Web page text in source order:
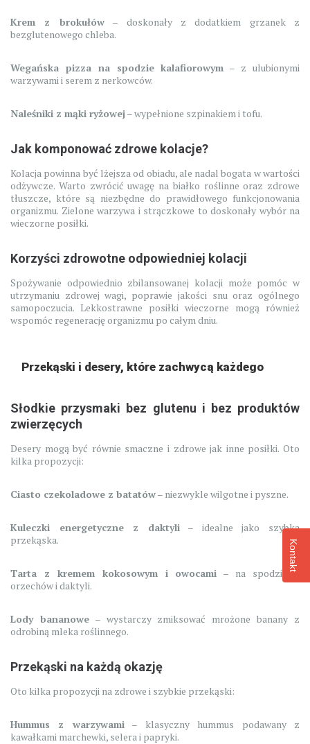
Krem z brokułów– doskonały z dodatkiem grzanek z
bezglutenowego chleba.
Wegańska pizza na spodzie kalafiorowym – z ulubionymi
warzywami i serem z nerkowców.
Naleśniki z mąki ryżowej – wypełnione szpinakiem i tofu.
Jak komponować zdrowe kolacje?
Kolacja powinna być lżejsza od obiadu, ale nadal bogata w wartości
odżywcze. Warto zwrócić uwagę na białko roślinne oraz zdrowe
tłuszcze, które są niezbędne do prawidłowego funkcjonowania
organizmu. Zielone warzywa i strączkowe to doskonały wybór na
wieczorne posiłki.
Korzyści zdrowotne odpowiedniej kolacji
Spożywanie odpowiednio zbilansowanej kolacji może pomóc w
utrzymaniu zdrowej wagi, poprawie jakości snu oraz ogólnego
samopoczucia. Lekkostrawne posiłki wieczorne mogą również
wspomóc regenerację organizmu po całym dniu.
Przekąski i desery, które zachwycą każdego
Słodkie przysmaki bez glutenu i bez produktów
zwierzęcych
Desery mogą być równie smaczne i zdrowe jak inne posiłki. Oto
kilka propozycji:
Ciasto czekoladowe z batatów– niezwykle wilgotne i pyszne.
Kuleczki energetyczne z daktyli– idealne jako szybka
przekąska.
Tarta z kremem kokosowym i owocami – na spodzie z
orzechów i daktyli.
Lody bananowe– wystarczy zmiksować mrożone banany z
odrobiną mleka roślinnego.
Przekąski na każdą okazję
Oto kilka propozycji na zdrowe i szybkie przekąski:
Hummus z warzywami– klasyczny hummus podawany z
kawałkami marchewki, selera i papryki.
Kontakt